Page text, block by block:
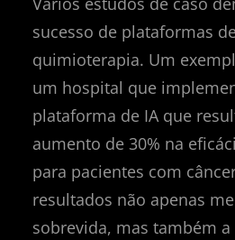
sucesso de plataformas
quimioterapia. Um
um hospital que
plataforma de IA que
aumento de 30% na
para pacientes com
resultados não apenas
sobrevida, mas também